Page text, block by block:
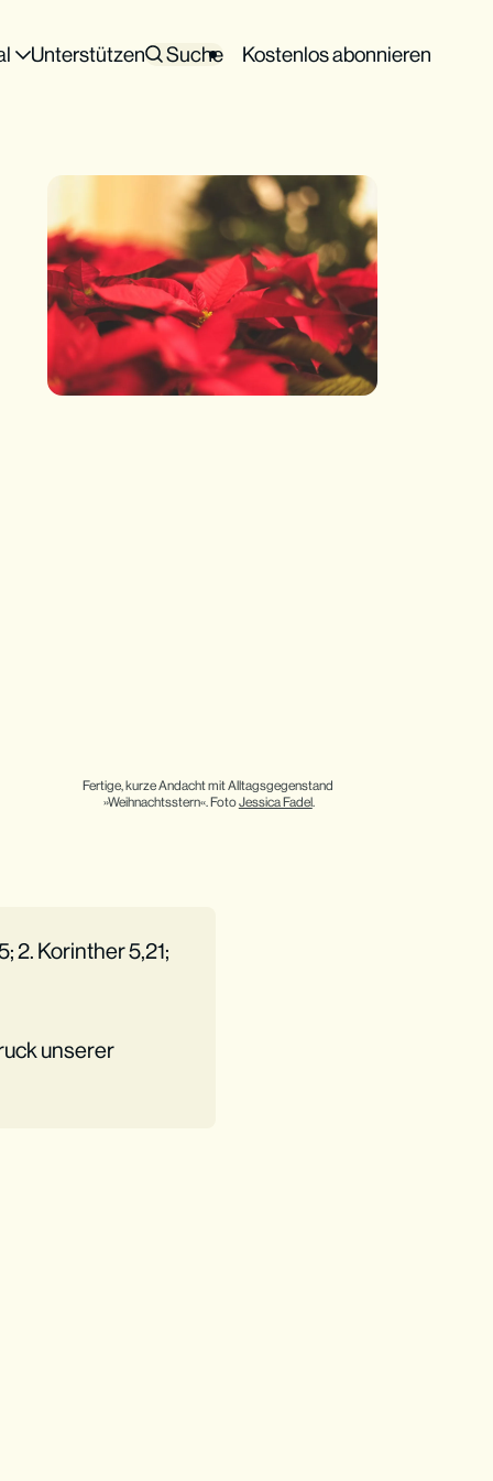
Unterstützen Suche Kostenlos abonnieren
Fertige, kurze Andacht mit Alltagsgegenstand
»Weihnachtsstern«. Foto Jessica Fadel.
2. Korinther 5,21;
unserer